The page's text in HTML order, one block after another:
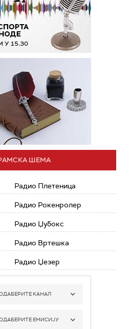
ШЕМА
Радио Плетеница
Радио Рокенролер
Радио Џубокс
Радио Вртешка
Радио Џезер
КАНАЛ
РАДИО БЕОГРАД 1
ЕМИСИЈУ